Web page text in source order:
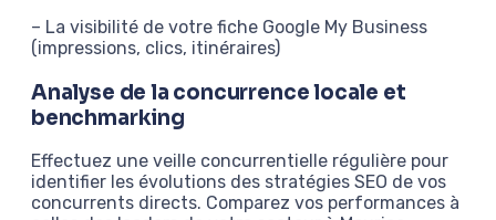
– La visibilité de votre fiche Google My Business
(impressions, clics, itinéraires)
Analyse de la concurrence locale et
benchmarking
Effectuez une veille concurrentielle régulière pour
identifier les évolutions des stratégies SEO de vos
concurrents directs. Comparez vos performances à